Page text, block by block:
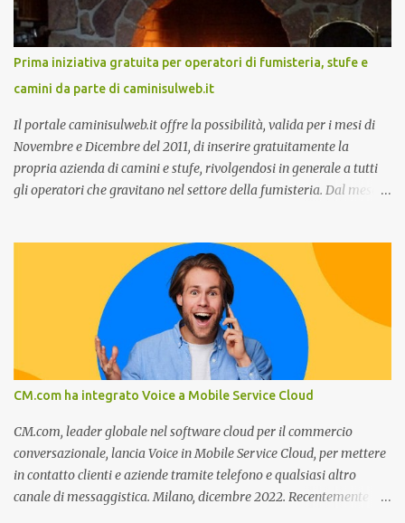
Customer care omnicanale: come incontrare le aspettative dei
clienti ”. I punti che verranno affrontati sono il Customer care, lo
stato dell’arte e i punti di miglioramento, quali i molteplici canali di
comunicazione e quali utilizzare in ottica di miglioramento, le
previsioni da oggi al 2030 su come rispondere alle aspettative del
c...
Prima iniziativa gratuita per operatori di fumisteria, stufe e
camini da parte di caminisulweb.it
Il portale caminisulweb.it offre la possibilità, valida per i mesi di
Novembre e Dicembre del 2011, di inserire gratuitamente la
propria azienda di camini e stufe, rivolgendosi in generale a tutti
gli operatori che gravitano nel settore della fumisteria. Dal mese di
impianti di riscaldamento, stufe e camini, e fumisteria in generale
offre la registrazione gratuita a vantaggio di tutte le aziende
operanti nel settore. E’ possibile infatti all’interno del sito inserire
gratuitamente i propri dati aziendali, indirizzi, recapiti, recensione
(che verrà corretta, migliorata e modificata all’occorrenza da
redattori specializzati), immagini dei prodotti e fino a un massimo
di 5 servizi e prodotti specificandone uno o più principali. Le
aziende vengono ordinate all’interno delle varie categorie in base a
un algoritmo di ordina...
CM.com ha integrato Voice a Mobile Service Cloud
CM.com, leader globale nel software cloud per il commercio
conversazionale, lancia Voice in Mobile Service Cloud, per mettere
in contatto clienti e aziende tramite telefono e qualsiasi altro
canale di messaggistica. Milano, dicembre 2022. Recentemente